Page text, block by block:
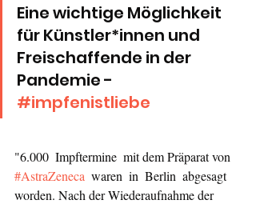
Eine wichtige Möglichkeit
für Künstler*innen und
Freischaffende in der
Pandemie -
#impfenistliebe
"6.000 Impftermine mit dem Präparat von
#AstraZeneca
  waren in Berlin abgesagt
worden. Nach der Wiederaufnahme der